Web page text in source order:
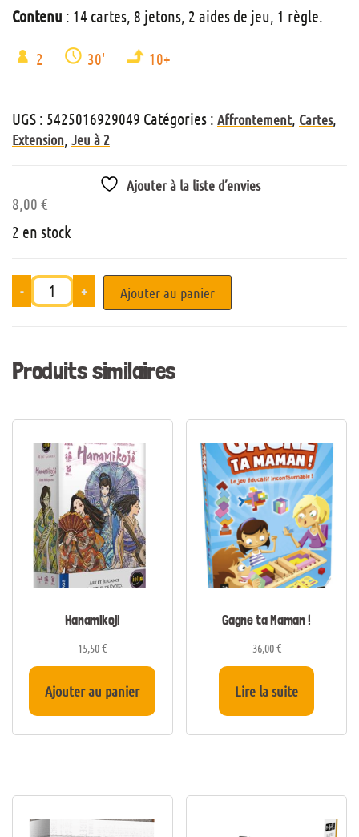
Contenu : 14 cartes, 8 jetons, 2 aides de jeu, 1 règle.
2 30' 10+
UGS : 5425016929049 Catégories : Affrontement Cartes,
Extension Jeu à 2
Ajouter à la liste d’envies
8,00 €
2 en stock
- + Ajouter au panier
Produits similaires
Hanamikoji
15,50€
Ajouter au panier
Gagne ta Maman !
36,00€
Lire la suite